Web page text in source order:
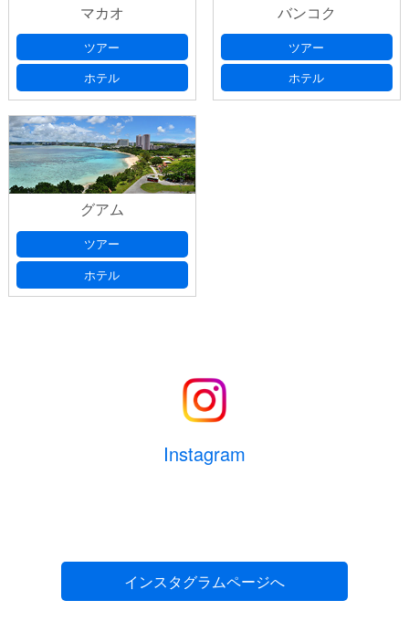
マカオ
ツアー
ホテル
バンコク
ツアー
ホテル
グアム
ツアー
ホテル
Instagram
インスタグラムページへ